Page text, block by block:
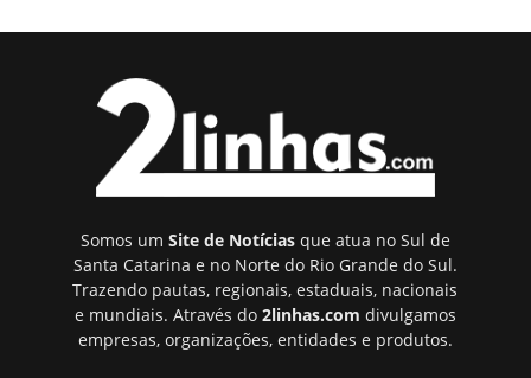
Somos um Site de Notíciasque atua no Sul de
Santa Catarina e no Norte do Rio Grande do Sul.
Trazendo pautas, regionais, estaduais, nacionais
e mundiais. Através do 2linhas.com divulgamos
empresas, organizações, entidades e produtos.